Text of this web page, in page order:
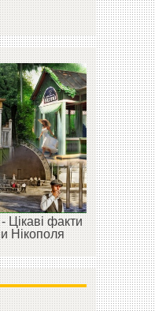
Цікаві факти
Нікополя